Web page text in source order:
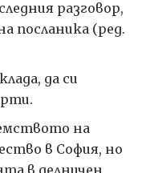
разговор,
посланика (ред.
да си
на
в София, но
в делничен